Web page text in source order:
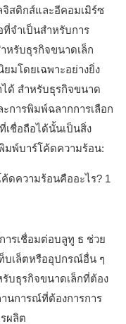
จิสติกส์และอีคอมเมิร์ซ
ที่จำเป็นสำหรับการ
หรับธุรกิจขนาดเล็ก
มโดยเฉพาะอย่างยิ่ง
ด้ สำหรับธุรกิจขนาด
การพิมพ์ฉลากการเลือก
เชื่อถือได้นั้นเป็นสิ่ง
พ์บาร์โค้ดความร้อน:
ารเชื่อมต่อบลูทู ธ ช่วย
บเล็ตหรืออุปกรณ์อื่น ๆ
บธุรกิจขนาดเล็กที่ต้อง
านการณ์ที่ต้องการการ
ผลิต